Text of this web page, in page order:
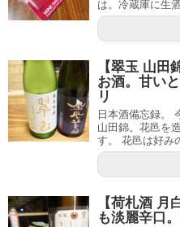
は。冷蔵庫に生
【翠玉 山田
お酒。甘い
リ
日本酒備忘録。
山田錦。花邑を
す。 花邑は好み
【荷札酒 月
も淡麗辛口